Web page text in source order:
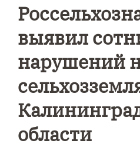
выявил
нарушений
области